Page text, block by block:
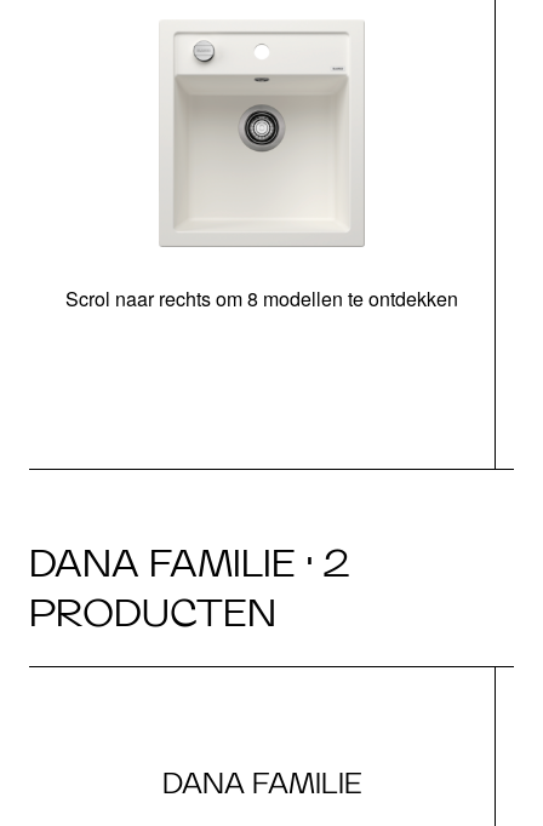
Scrol naar rechts om 8 modellen te ontdekken
DANA FAMILIE · 2
PRODUCTEN
DANA FAMILIE